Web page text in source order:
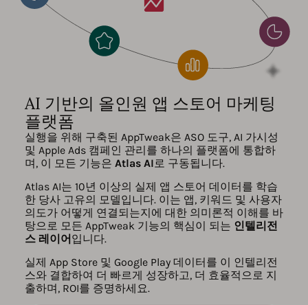
AI 기반의 올인원 앱 스토어 마케팅
플랫폼
실행을 위해 구축된 AppTweak은 ASO 도구, AI 가시성
및 Apple Ads 캠페인 관리를 하나의 플랫폼에 통합하
며, 이 모든 기능은 Atlas AI로 구동됩니다.
Atlas AI는 10년 이상의 실제 앱 스토어 데이터를 학습
한 당사 고유의 모델입니다. 이는 앱, 키워드 및 사용자
의도가 어떻게 연결되는지에 대한 의미론적 이해를 바
탕으로 모든 AppTweak 기능의 핵심이 되는 인텔리전
스 레이어 입니다.
실제 App Store 및 Google Play 데이터를 이 인텔리전
스와 결합하여 더 빠르게 성장하고, 더 효율적으로 지
출하며, ROI를 증명하세요.